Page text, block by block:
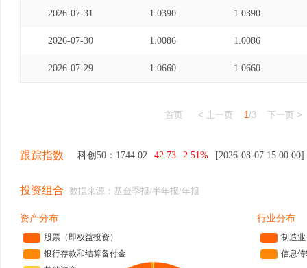
2026-07-31 1.0390 1.0390
2026-07-30 1.0086 1.0086
2026-07-29 1.0660 1.0660
首页 < 上一页 1/3 下一页 >
跟踪指数 科创50： 1744.02 42.73 2.51% [2026-08-07 15:00:00]
投资组合 数据来源：基金季报/半年报/年报
资产分布 行业分布